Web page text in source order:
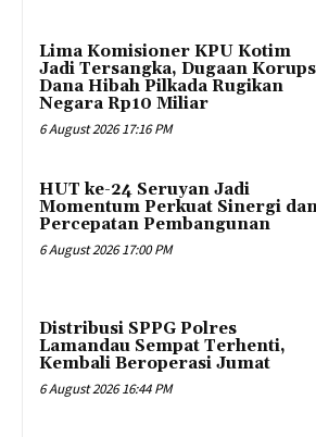
Lima Komisioner KPU Kotim
Jadi Tersangka, Dugaan
Dana Hibah Pilkada Rugikan
Negara Rp10 Miliar
6 August 2026 17:16 PM
HUT ke-24 Seruyan Jadi
Momentum Perkuat Sinergi
Percepatan Pembangunan
6 August 2026 17:00 PM
Distribusi SPPG Polres
Lamandau Sempat Terhenti,
Kembali Beroperasi Jumat
6 August 2026 16:44 PM